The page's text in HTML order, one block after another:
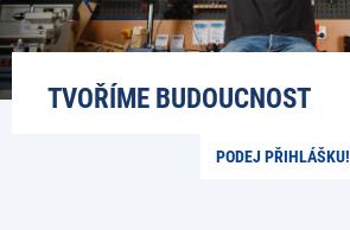
TVOŘÍME BUDOUCNOST
PODEJ PŘIHLÁŠKU!